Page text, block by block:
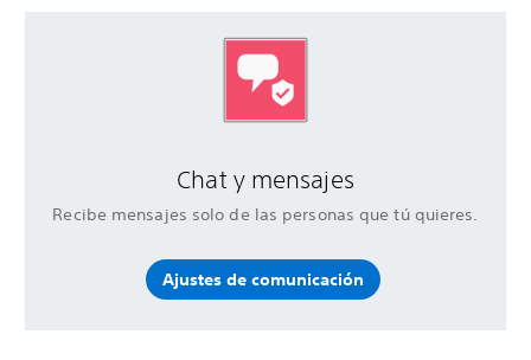
Chat y mensajes
Recibe mensajes solo de las personas que tú quieres.
Ajustes de comunicación